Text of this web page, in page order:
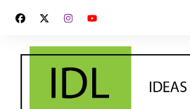
contenido